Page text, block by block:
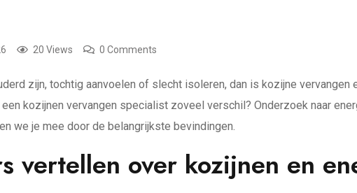
20 Views 0 Comments
zijn, tochtig aanvoelen of slecht isoleren, dan is kozijne vervangen
kozijnen vervangen specialist zoveel verschil? Onderzoek naar
we je mee door de belangrijkste bevindingen.
vertellen over kozijnen en